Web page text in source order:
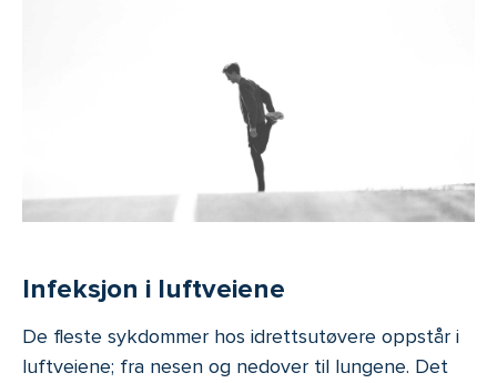
Infeksjon i luftveiene
De fleste sykdommer hos idrettsutøvere oppstår i
luftveiene; fra nesen og nedover til lungene. Det